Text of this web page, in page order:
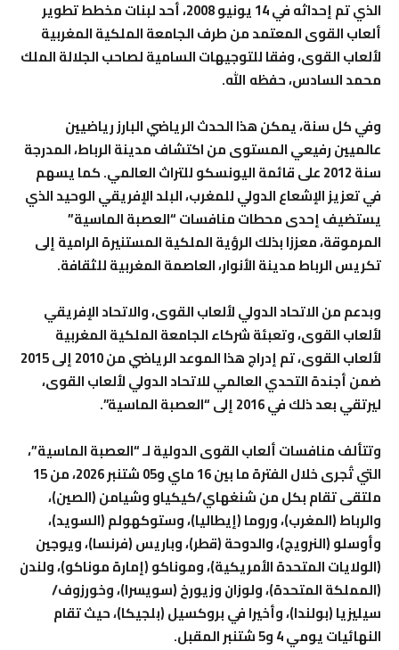
الذي تم إحداثه في 14 يونيو 2008، أحد لبنات مخطط تطوير
ألعاب القوى المعتمد من طرف الجامعة الملكية المغربية
لألعاب القوى، وفقا للتوجيهات السامية لصاحب الجلالة الملك
محمد السادس، حفظه الله.
وفي كل سنة، يمكن هذا الحدث الرياضي البارز رياضيين
عالميين رفيعي المستوى من اكتشاف مدينة الرباط، المدرجة
سنة 2012 على قائمة اليونسكو للتراث العالمي. كما يسهم
في تعزيز الإشعاع الدولي للمغرب، البلد الإفريقي الوحيد الذي
يستضيف إحدى محطات منافسات “العصبة الماسية”
المرموقة، معززا بذلك الرؤية الملكية المستنيرة الرامية إلى
تكريس الرباط مدينة الأنوار، العاصمة المغربية للثقافة.
وبدعم من الاتحاد الدولي لألعاب القوى، والاتحاد الإفريقي
لألعاب القوى، وتعبئة شركاء الجامعة الملكية المغربية
لألعاب القوى، تم إدراج هذا الموعد الرياضي من 2010 إلى 2015
ضمن أجندة التحدي العالمي للاتحاد الدولي لألعاب القوى،
ليرتقي بعد ذلك في 2016 إلى “العصبة الماسية”.
وتتألف منافسات ألعاب القوى الدولية لـ “العصبة الماسية”،
التي تُجرى خلال الفترة ما بين 16 ماي و05 شتنبر 2026، من 15
ملتقى تقام بكل من شنغهاي/كيكياو وشيامن (الصين)،
والرباط (المغرب)، وروما (إيطاليا)، وستوكهولم (السويد)،
وأوسلو (النرويج)، والدوحة (قطر)، وباريس (فرنسا)، ويوجين
(الولايات المتحدة الأمريكية)، وموناكو (إمارة موناكو)، ولندن
(المملكة المتحدة)، ولوزان وزيورخ (سويسرا)، وخورزوف/
سيليزيا (بولندا)، وأخيرا في بروكسيل (بلجيكا)، حيث تقام
النهائيات يومي 4 و5 شتنبر المقبل.